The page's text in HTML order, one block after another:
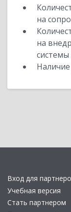
на
на
Вход для
Учебная версия
Стать партнером